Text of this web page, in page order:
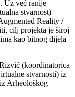
Uz već ranije
stvarnost)
Reality /
cilj projekta je široj
kao bitnog dijela
(koordinatorica
stvarnosti) iz
Arheološkog